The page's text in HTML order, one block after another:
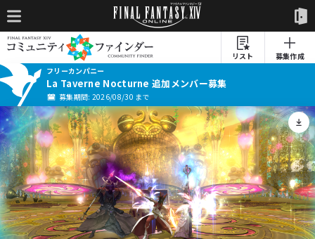
リスト
募集作成
フリーカンパニー
La Taverne Nocturne 追加メンバー募集
募集期間: 2026/08/30 まで